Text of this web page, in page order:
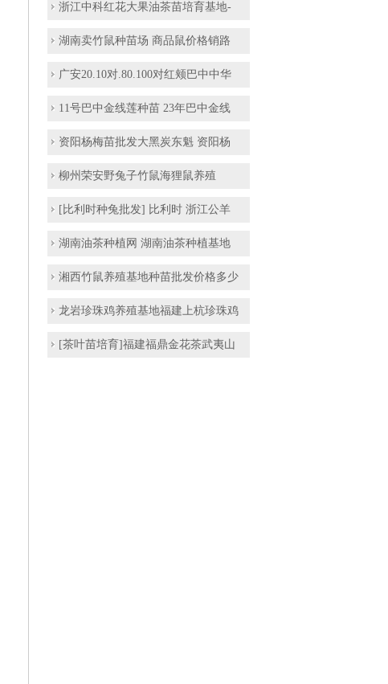
浙江中科红花大果油茶苗培育基地-
湖南卖竹鼠种苗场 商品鼠价格销路
广安20.10对.80.100对红颊巴中中华
11号巴中金线莲种苗 23年巴中金线
资阳杨梅苗批发大黑炭东魁 资阳杨
​​柳州荣安野兔子竹鼠海狸鼠养殖
[比利时种兔批发] 比利时 浙江公羊
湖南油茶种植网 湖南油茶种植基地
湘西竹鼠养殖基地种苗批发价格多少
龙岩珍珠鸡养殖基地福建上杭珍珠鸡
[茶叶苗培育]福建福鼎金花茶武夷山